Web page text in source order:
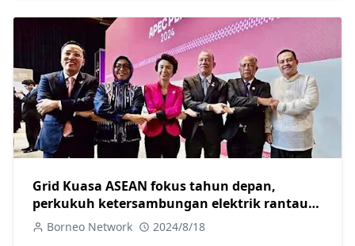
Grid Kuasa ASEAN fokus tahun depan,
perkukuh ketersambungan elektrik rantau
ASEAN- TPM Fadillah
Borneo Network 2024/8/18